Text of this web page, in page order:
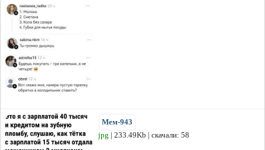
Мем-943
jpg | 233.49Kb | скачали: 58